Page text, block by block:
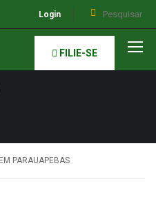
Login
FILIE-SE
PARAUAPEBAS